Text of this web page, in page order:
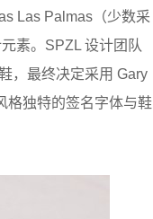
Las Palmas（少数采
素。SPZL 设计团队
，最终决定采用 Gary
格独特的签名字体与鞋